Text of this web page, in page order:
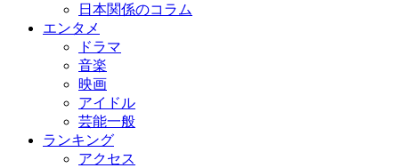
日本関係のコラム
エンタメ
ドラマ
音楽
映画
アイドル
芸能一般
ランキング
アクセス